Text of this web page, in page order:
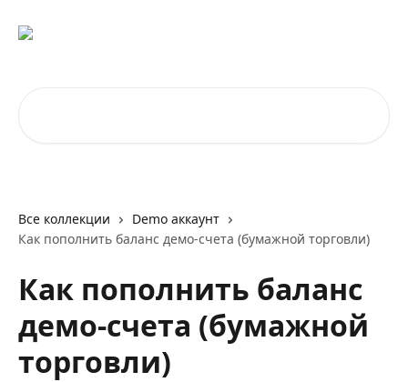
Все коллекции
Demo аккаунт
Как пополнить баланс демо-счета (бумажной торговли)
Как пополнить баланс
демо-счета (бумажной
торговли)